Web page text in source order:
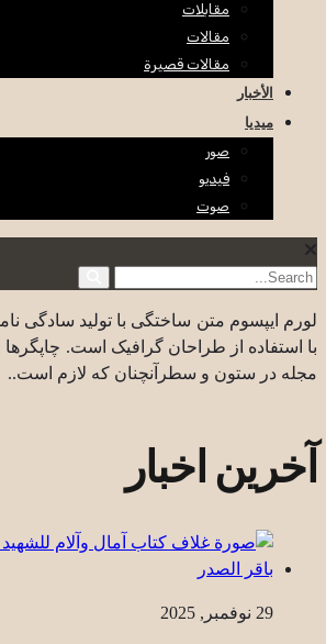
مقابلات
مقالات
مقالات قصيرة
الأخبار
ميديا
صور
فيديو
صوت
لورم ایپسوم متن ساختگی با تولید سادگی
با استفاده از طراحان گرافیک است. چاپگرها
مجله در ستون و سطرآنچنان که لازم است..
آخرین اخبار
29 نوفمبر, 2025